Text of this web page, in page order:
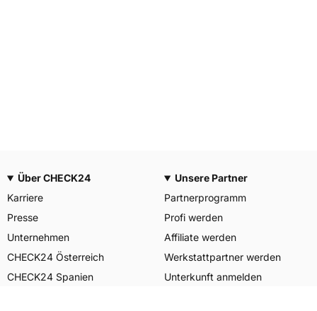
Über CHECK24
Karriere
Presse
Unternehmen
CHECK24 Österreich
CHECK24 Spanien
Unsere Partner
Partnerprogramm
Profi werden
Affiliate werden
Werkstattpartner werden
Unterkunft anmelden